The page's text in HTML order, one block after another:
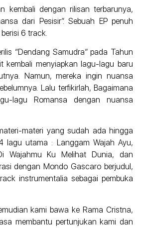
kembali dengan rilisan terbarunya,
dari Pesisir”. Sebuah EP penuh
6 track.
“Dendang Samudra” pada Tahun
kembali menyiapkan lagu-lagu baru
Namun, mereka ingin nuansa
Lalu terfikirlah, Bagaimana
lagu Romansa dengan nuansa
materi yang sudah ada hingga
lagu utama : Langgam Wajah Ayu,
Wajahmu Ku Melihat Dunia, dan
dengan Mondo Gascaro berjudul,
instrumentalia sebagai pembuka
kami bawa ke Rama Cristna,
membantu pertunjukan kami dan